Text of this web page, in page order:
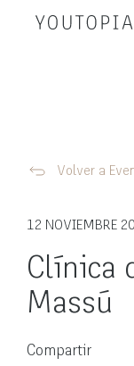
Volver a
12 NOVIEMBRE
Clínica
Massú
Compartir